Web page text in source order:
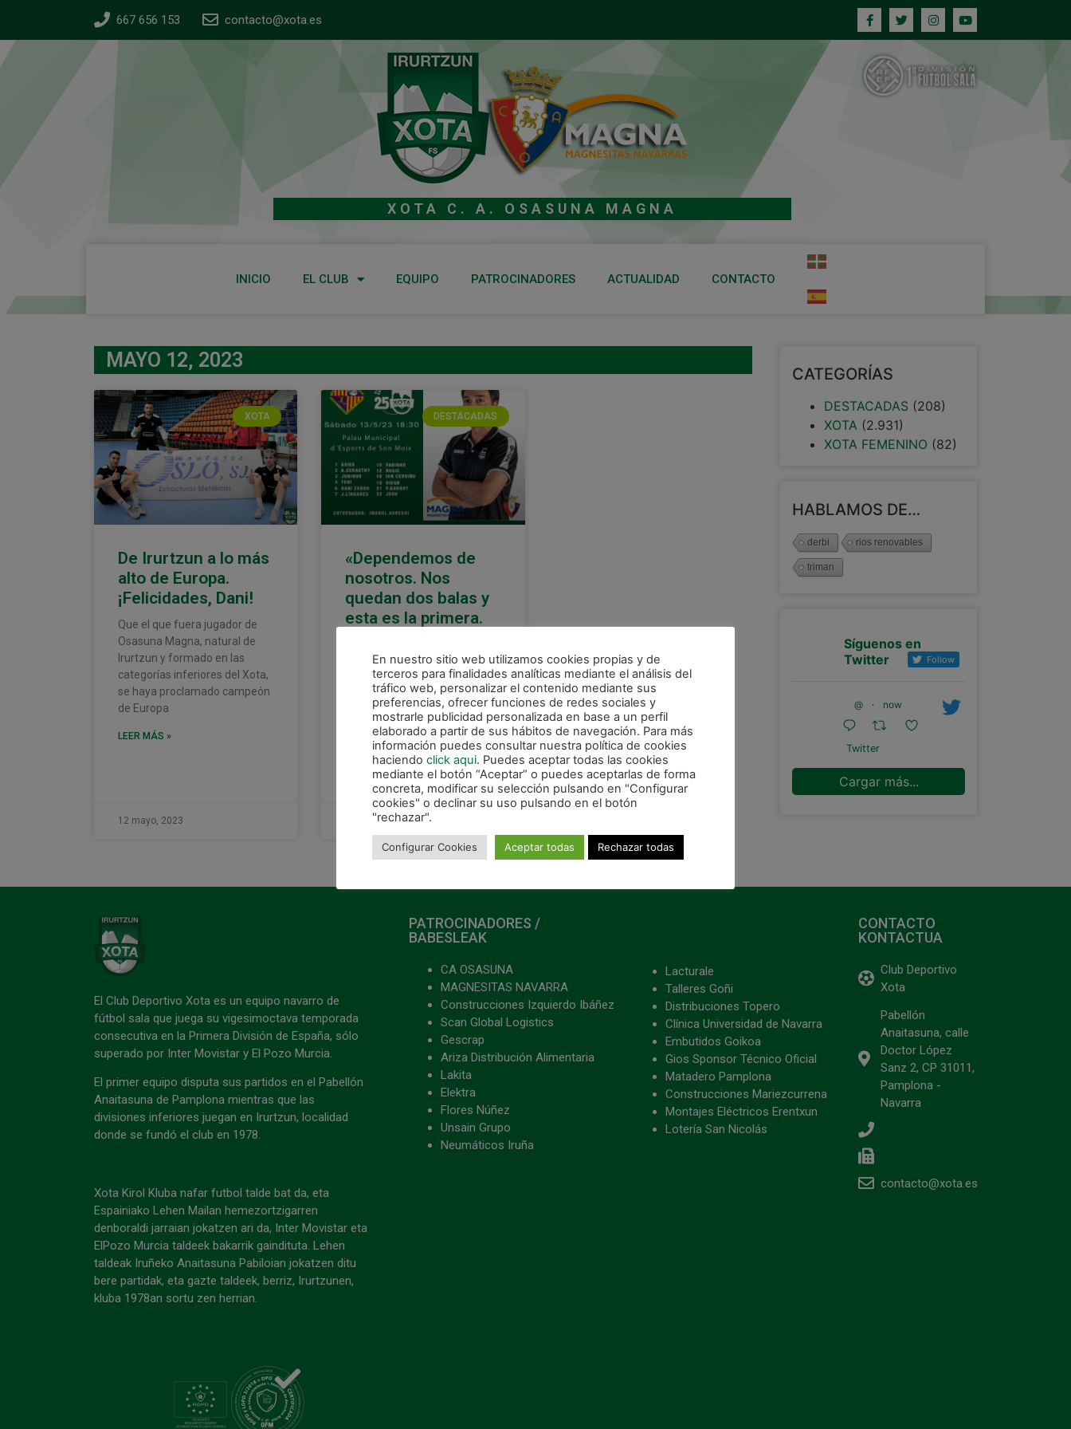
667 656 153 contacto@xota.es
XOTA C. A. OSASUNA MAGNA
INICIO EL CLUB EQUIPO PATROCINADORES ACTUALIDAD CONTACTO
MAYO 12, 2023
XOTA
De Irurtzun a lo más
alto de Europa.
¡Felicidades, Dani!
Que el que fuera jugador de
Osasuna Magna, natural de
Irurtzun y formado en las
categorías inferiores del Xota,
se haya proclamado campeón
de Europa
LEER MÁS »
12 mayo, 2023
DESTACADAS
«Dependemos de
nosotros. Nos
quedan dos balas y
esta es la primera.
muerte»
Osasuna Magna afronta este
sábado a partir de las 18:30
horas la primera de las dos
últimas jornadas de liga. Todos
los partidos se celebran
LEER MÁS »
12 mayo, 2023
CATEGORÍAS
DESTACADAS (208)
XOTA (2.931)
XOTA FEMENINO (82)
HABLAMOS DE…
derbi rios renovables
triman
Síguenos en
Twitter
Follow
@ · now
Twitter
Cargar más...
El Club Deportivo Xota es un equipo navarro de
fútbol sala que juega su vigesimoctava temporada
consecutiva en la Primera División de España, sólo
superado por Inter Movistar y El Pozo Murcia.
El primer equipo disputa sus partidos en el Pabellón
Anaitasuna de Pamplona mientras que las
divisiones inferiores juegan en Irurtzun, localidad
donde se fundó el club en 1978.
Xota Kirol Kluba nafar futbol talde bat da, eta
Espainiako Lehen Mailan hemezortzigarren
denboraldi jarraian jokatzen ari da, Inter Movistar eta
ElPozo Murcia taldeek bakarrik gaindituta. Lehen
taldeak Iruñeko Anaitasuna Pabiloian jokatzen ditu
bere partidak, eta gazte taldeek, berriz, Irurtzunen,
kluba 1978an sortu zen herrian.
PATROCINADORES /
BABESLEAK
CA OSASUNA
MAGNESITAS NAVARRA
Construcciones Izquierdo Ibáñez
Scan Global Logistics
Gescrap
Ariza Distribución Alimentaria
Lakita
Elektra
Flores Núñez
Unsain Grupo
Neumáticos Iruña
Lacturale
Talleres Goñi
Distribuciones Topero
Clínica Universidad de Navarra
Embutidos Goikoa
Gios Sponsor Técnico Oficial
Matadero Pamplona
Construcciones Mariezcurrena
Montajes Eléctricos Erentxun
Lotería San Nicolás
CONTACTO
KONTACTUA
Club Deportivo
Xota
Pabellón
Anaitasuna, calle
Doctor López
Sanz 2, CP 31011,
Pamplona -
Navarra
contacto@xota.es
En nuestro sitio web utilizamos cookies propias y de
terceros para finalidades analíticas mediante el análisis del
tráfico web, personalizar el contenido mediante sus
preferencias, ofrecer funciones de redes sociales y
mostrarle publicidad personalizada en base a un perfil
elaborado a partir de sus hábitos de navegación. Para más
información puedes consultar nuestra política de cookies
haciendo click aqui. Puedes aceptar todas las cookies
mediante el botón “Aceptar” o puedes aceptarlas de forma
concreta, modificar su selección pulsando en "Configurar
cookies" o declinar su uso pulsando en el botón
"rechazar".
Configurar Cookies Aceptar todas Rechazar todas